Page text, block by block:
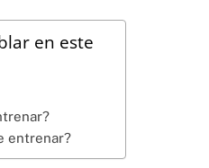
en este
entrenar?